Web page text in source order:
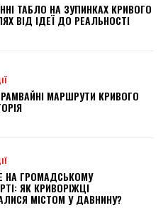
ТАБЛО НА ЗУПИНКАХ КРИВОГО
ВІД ІДЕЇ ДО РЕАЛЬНОСТІ
МАРШРУТИ КРИВОГО
НА ГРОМАДСЬКОМУ
ЯК КРИВОРІЖЦІ
МІСТОМ У ДАВНИНУ?